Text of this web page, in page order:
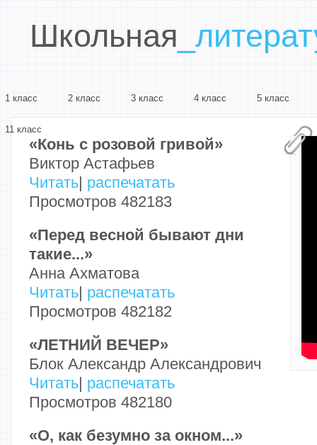
Школьная
1 класс 2 класс 3 класс 4 класс 5 класс
11 класс
«Конь с розовой гривой»
Виктор Астафьев
Читать распечатать
Просмотров 482183
«Перед весной бывают дни
такие...»
Анна Ахматова
Читать распечатать
Просмотров 482182
«ЛЕТНИЙ ВЕЧЕР»
Блок Александр Александрович
Читать распечатать
Просмотров 482180
«О, как безумно за окном...»